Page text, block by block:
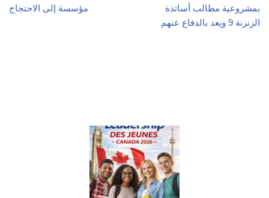
مؤسسة إلى الاحتجاج
بمشروعية مطالب أساتذة
الزنزنة 9 ويعد بالدفاع عنهم